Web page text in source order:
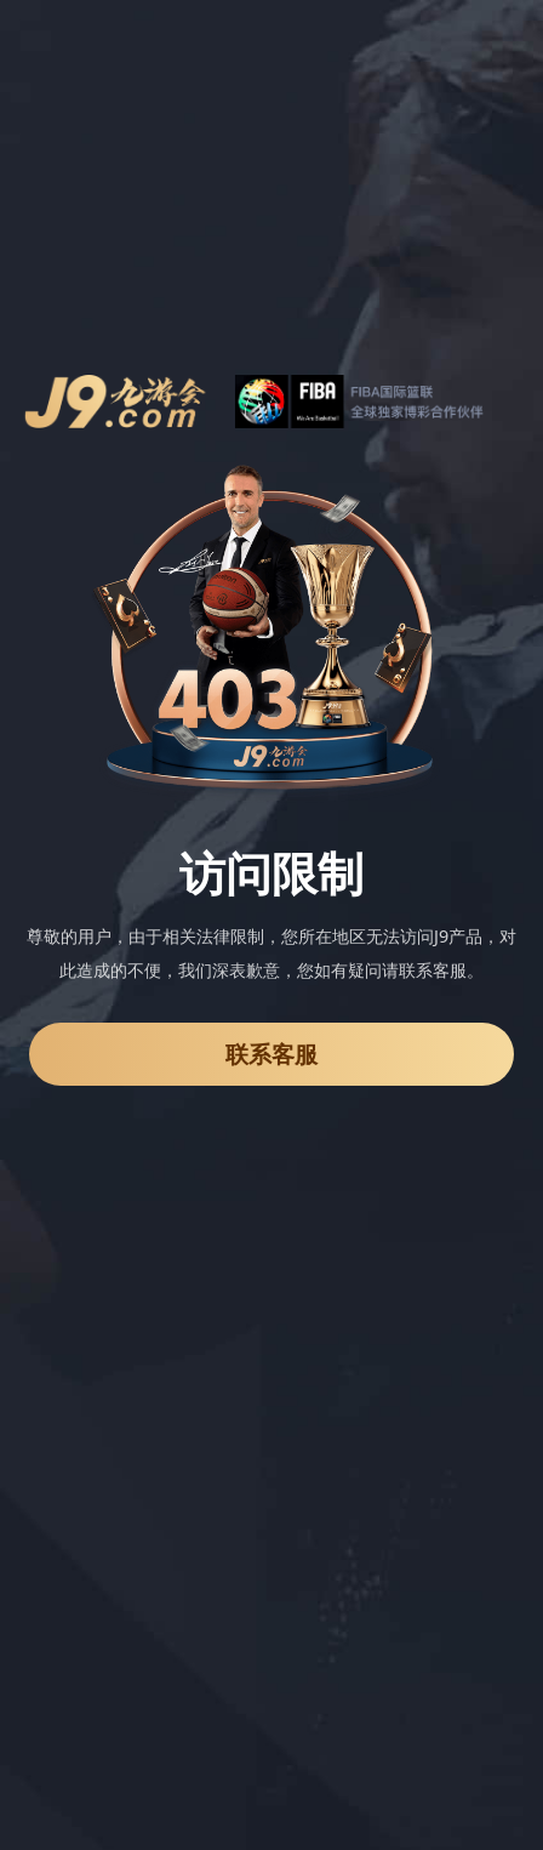
访问限制
尊敬的用户，由于相关法律限制，您所在地区无法访问J9产品，对
此造成的不便，我们深表歉意，您如有疑问请联系客服。
联系客服